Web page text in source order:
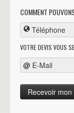
COMMENT
Téléphone
VOTRE DEVIS VOUS
@ E-Mail